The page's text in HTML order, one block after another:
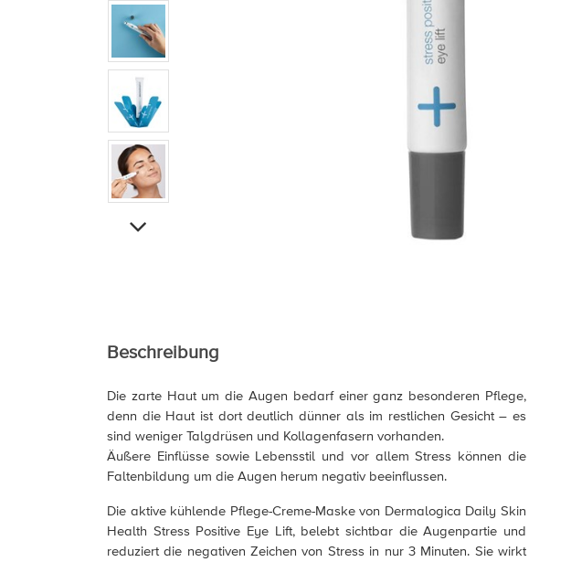
Beschreibung
Die zarte Haut um die Augen bedarf einer ganz besonderen Pflege,
denn die Haut ist dort deutlich dünner als im restlichen Gesicht – es
sind weniger Talgdrüsen und Kollagenfasern vorhanden.
Äußere Einflüsse sowie Lebensstil und vor allem Stress können die
Faltenbildung um die Augen herum negativ beeinflussen.
Die aktive kühlende Pflege-Creme-Maske von Dermalogica Daily Skin
Health Stress Positive Eye Lift, belebt sichtbar die Augenpartie und
reduziert die negativen Zeichen von Stress in nur 3 Minuten. Sie wirkt